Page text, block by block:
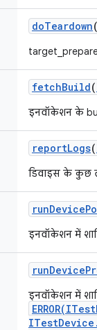
doTeardown(
fetchBuild(
इनवॉकेशन के
reportLogs(
डिवाइस के कुछ
runDevice
इनवॉकेशन में
runDevice
इनवॉकेशन में